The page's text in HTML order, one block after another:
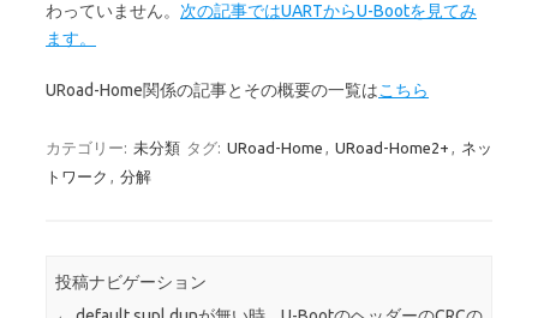
わっていません。 次の記事ではUARTからU-Bootを見てみ
ます。
URoad-Home関係の記事とその概要の一覧はこちら
カテゴリー: 未分類 タグ: URoad-Home URoad-Home2+
ネッ
トワーク
分解
投稿ナビゲーション